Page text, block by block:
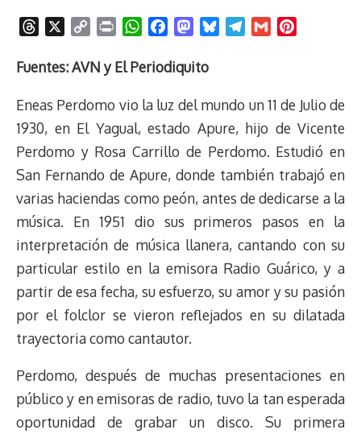
r
a
d
s
p
L
n
k
i
t
W
a
s
A
p
c
b
o
o
k
M
s
o
d
o
n
s
k
g
r
m
l
e
r
s
t
Fuentes: AVN y El Periodiquito
Eneas Perdomo vio la luz del mundo un 11 de Julio de
1930, en El Yagual, estado Apure, hijo de Vicente
Perdomo y Rosa Carrillo de Perdomo. Estudió en
San Fernando de Apure, donde también trabajó en
varias haciendas como peón, antes de dedicarse a la
música. En 1951 dio sus primeros pasos en la
interpretación de música llanera, cantando con su
particular estilo en la emisora Radio Guárico, y a
partir de esa fecha, su esfuerzo, su amor y su pasión
por el folclor se vieron reflejados en su dilatada
trayectoria como cantautor.
Perdomo, después de muchas presentaciones en
público y en emisoras de radio, tuvo la tan esperada
oportunidad de grabar un disco. Su primera